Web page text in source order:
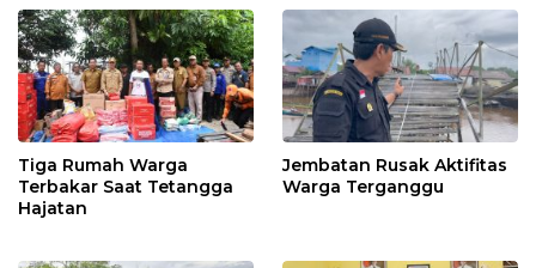
Tiga Rumah Warga
Terbakar Saat Tetangga
Hajatan
Jembatan Rusak Aktifitas
Warga Terganggu